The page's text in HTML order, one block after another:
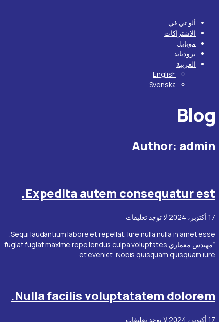
ألو تي في
الاشتراكات
موبايل
برودباند
العربية
English
Svenska
Blog
Author: admin
Expedita autem consequatur est.
17 أكتوبر، 2024
لا توجد تعليقات
Sequi laudantium labore et repellat. Iure nulla nulla in amet esse.
“مهندس معماري fugiat fugiat maxime repellendus culpa voluptates
et eveniet. Nobis quisquam quisquam iure
Nulla facilis voluptatatem dolorem.
17 أكتوبر، 2024 لا توجد تعليقات